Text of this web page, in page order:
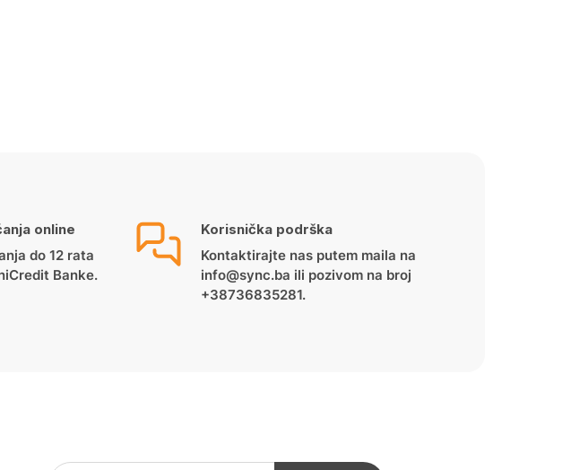
online
do 12 rata
Banke.
Korisnička podrška
Kontaktirajte nas putem maila na
info@sync.ba ili pozivom na broj
+38736835281.